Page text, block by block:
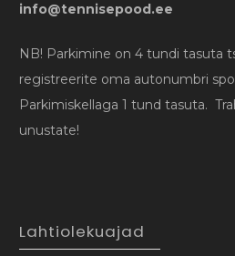
info@tennisepood.ee
NB! Parkimine on 4 tundi tasuta
registreerite oma autonumbri
Parkimiskellaga 1 tund tasuta.
unustate!
Lahtiolekuajad